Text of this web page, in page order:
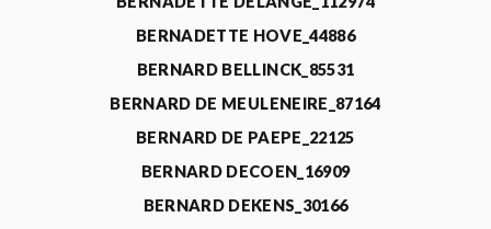
BERNADETTE HOVE_44886
BERNARD BELLINCK_85531
BERNARD DE MEULENEIRE_87164
BERNARD DE PAEPE_22125
BERNARD DECOEN_16909
BERNARD DEKENS_30166